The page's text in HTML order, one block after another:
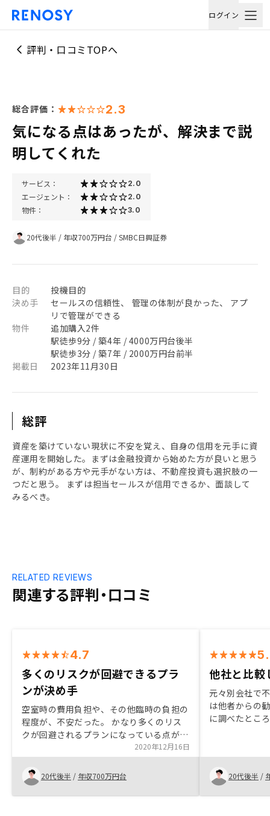
ログイン
評判・口コミTOPへ
総合評価： 2.3
気になる点はあったが、解決まで説
明してくれた
サービス： 2.0
エージェント： 2.0
物件： 3.0
20代後半 / 年収700万円台 /SMBC日興証券
目的
投機目的
決め手
セールスの信頼性、 管理の体制が良かった、 アプ
リで管理ができる
物件
追加購入2件
駅徒歩9分 / 築4年 / 4000万円台後半
駅徒歩3分 / 築7年 / 2000万円台前半
掲載日
2023年11月30日
総評
資産を築けていない現状に不安を覚え、自身の信用を元手に資
産運用を開始した。まずは金融投資から始めた方が良いと思う
が、制約がある方や元手がない方は、不動産投資も選択肢の一
つだと思う。 まずは担当セールスが信用できるか、面談して
みるべき。
関連する評判・口コミ
RELATED REVIEWS
4.7
多くのリスクが回避できるプラ
ンが決め手
空室時の費用負担や、その他臨時の負担の
程度が、不安だった。 かなり多くのリス
クが回避されるプランになっている点が決
め手であったし、勧めたい点。2020年12月16日
20代後半 / 年収700万円台
他社と比
元々別会社で
は他者からの
に調べたとこ
て不動産投資
20代後半 /